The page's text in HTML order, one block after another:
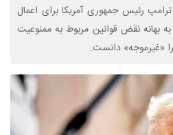
رئیس جمهوری آمریکا برای اعمال
به بهانه نقض قوانین مربوط به ممنوعیت
را «غیرموجه» دانست.